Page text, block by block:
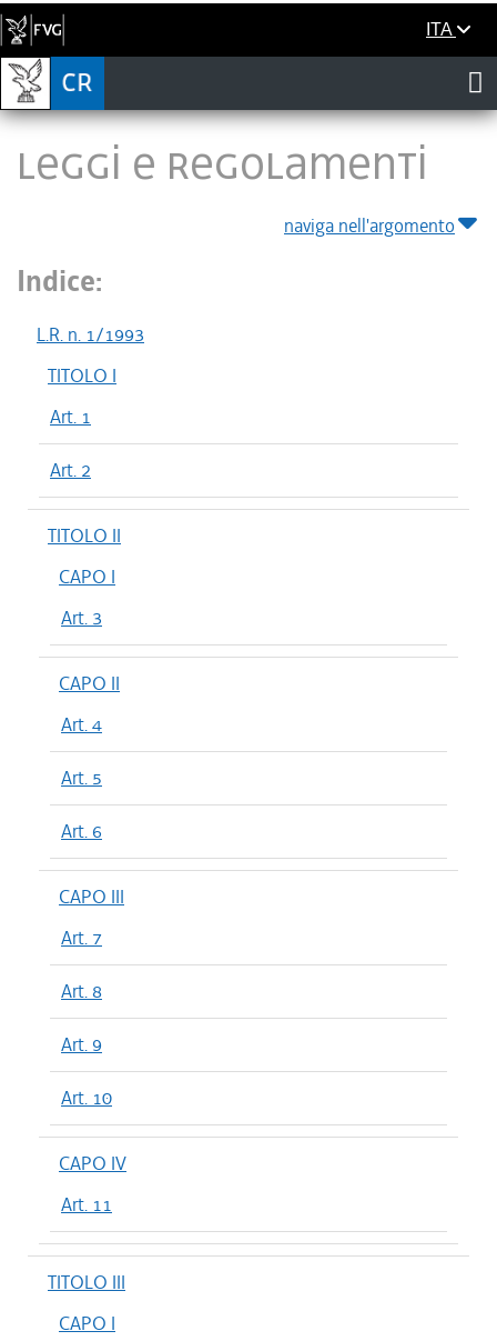
ITA
LEGGI E REGOLAMENTI
naviga nell'argomento
Indice:
L.R. n. 1/1993
TITOLO I
Art. 1
Art. 2
TITOLO II
CAPO I
Art. 3
CAPO II
Art. 4
Art. 5
Art. 6
CAPO III
Art. 7
Art. 8
Art. 9
Art. 10
CAPO IV
Art. 11
TITOLO III
CAPO I